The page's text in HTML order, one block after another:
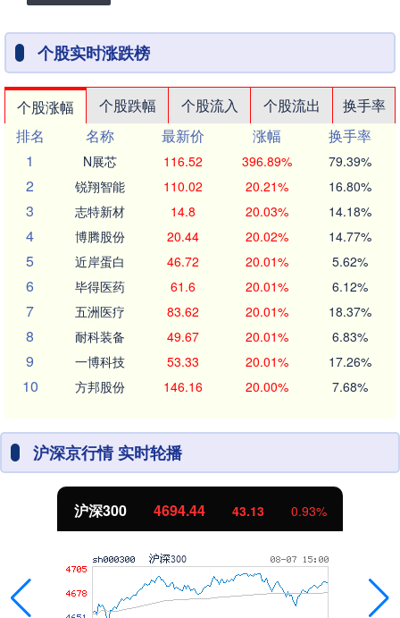
个股实时涨跌榜
个股涨幅 个股跌幅 个股流入 个股流出
换手率
排名
名称 最新价 涨幅
换手率
1
N展芯 116.52 396.89% 79.39%
2 锐翔智能 110.02 20.21% 16.80%
3 志特新材 14.8 20.03% 14.18%
4 博腾股份 20.44 20.02% 14.77%
5 近岸蛋白 46.72 20.01% 5.62%
6 毕得医药 61.6 20.01% 6.12%
7 五洲医疗 83.62 20.01% 18.37%
8 耐科装备 49.67 20.01% 6.83%
9 一博科技 53.33 20.01% 17.26%
10 方邦股份 146.16 20.00% 7.68%
沪深京行情 实时轮播
沪深300 4694.44 43.13 0.93%